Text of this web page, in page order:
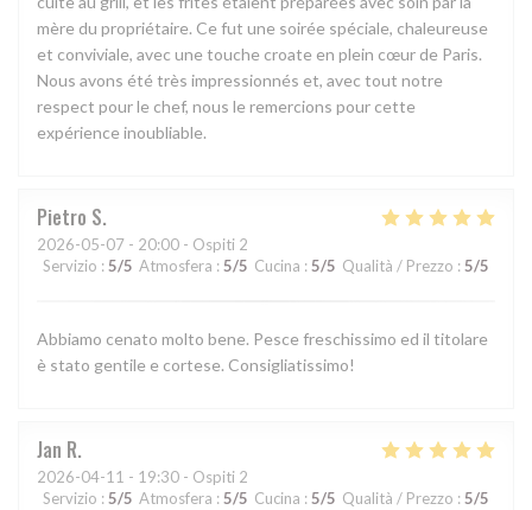
mère du propriétaire. Ce fut une soirée spéciale, chaleureuse
et conviviale, avec une touche croate en plein cœur de Paris.
Nous avons été très impressionnés et, avec tout notre
respect pour le chef, nous le remercions pour cette
expérience inoubliable.
Pietro S
2026-05-07 - 20:00 - Ospiti 2
Servizio : 5/5 Atmosfera : 5/5 Cucina : 5/5 Qualità / Prezzo : 5/5
Abbiamo cenato molto bene. Pesce freschissimo ed il titolare
è stato gentile e cortese. Consigliatissimo!
Jan R
2026-04-11 - 19:30 - Ospiti 2
Servizio : 5/5 Atmosfera : 5/5 Cucina : 5/5 Qualità / Prezzo : 5/5